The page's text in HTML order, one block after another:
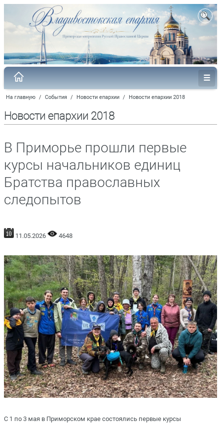
На главную / События / Новости епархии / Новости епархии 2018
Новости епархии 2018
В Приморье прошли первые
курсы начальников единиц
Братства православных
следопытов
11.05.2026 4648
С 1 по 3 мая в Приморском крае состоялись первые курсы